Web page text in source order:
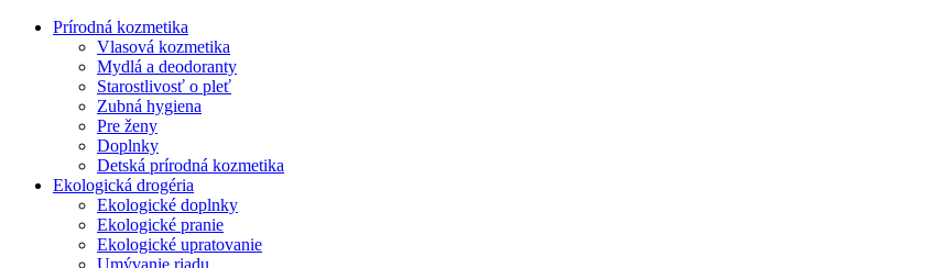
Prírodná kozmetika
Vlasová kozmetika
Mydlá a deodoranty
Starostlivosť o pleť
Zubná hygiena
Pre ženy
Doplnky
Detská prírodná kozmetika
Ekologická drogéria
Ekologické doplnky
Ekologické pranie
Ekologické upratovanie
Umývanie riadu